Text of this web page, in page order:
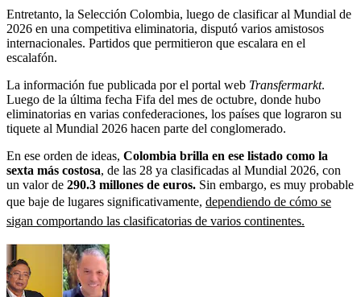
Entretanto, la Selección Colombia, luego de clasificar al Mundial de
2026 en una competitiva eliminatoria, disputó varios amistosos
internacionales. Partidos que permitieron que escalara en el
escalafón.
La información fue publicada por el portal web Transfermarkt.
Luego de la última fecha Fifa del mes de octubre, donde hubo
eliminatorias en varias confederaciones, los países que lograron su
tiquete al Mundial 2026 hacen parte del conglomerado.
En ese orden de ideas, Colombia brilla en ese listado como la
sexta más costosa, de las 28 ya clasificadas al Mundial 2026, con
un valor de 290.3 millones de euros. Sin embargo, es muy probable
que baje de lugares significativamente, dependiendo de cómo se
sigan comportando las clasificatorias de varios continentes.